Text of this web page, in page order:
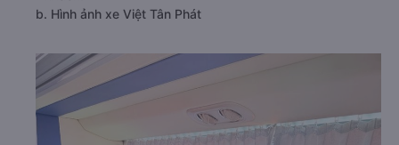
b. Hình ảnh xe Việt Tân Phát